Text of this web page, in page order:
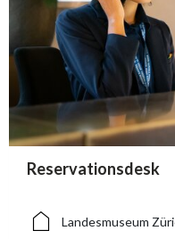
accessibility.sr-
Reservationsdesk
accessibility.sr-
Landesmuseum
accessibility.sr-